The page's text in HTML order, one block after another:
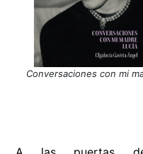
Conversaciones con mi